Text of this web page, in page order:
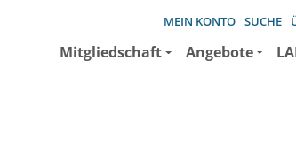
MEIN KONTO SUCHE
Mitgliedschaft Angebote